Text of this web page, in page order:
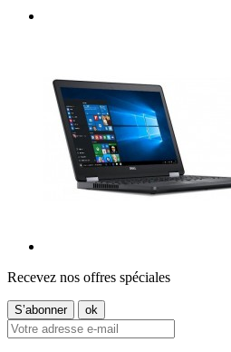
Recevez nos offres spéciales